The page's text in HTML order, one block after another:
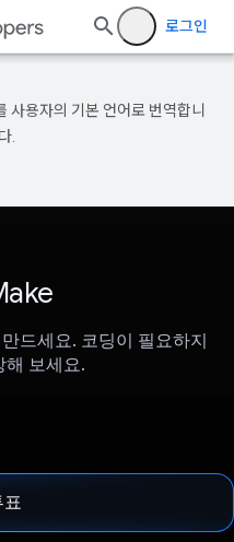
로그인
사용자의 기본 언어로 번역합니
.
드세요. 코딩이 필요하지
해 보세요.
표